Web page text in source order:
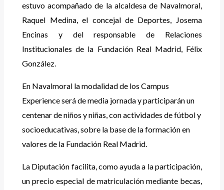
estuvo acompañado de la alcaldesa de Navalmoral,
Raquel Medina, el concejal de Deportes, Josema
Encinas y del responsable de Relaciones
Institucionales de la Fundación Real Madrid, Félix
González.
En Navalmoral la modalidad de los Campus
Experience será de media jornada y participarán un
centenar de niños y niñas, con actividades de fútbol y
socioeducativas, sobre la base de la formación en
valores de la Fundación Real Madrid.
La Diputación facilita, como ayuda a la participación,
un precio especial de matriculación mediante becas,